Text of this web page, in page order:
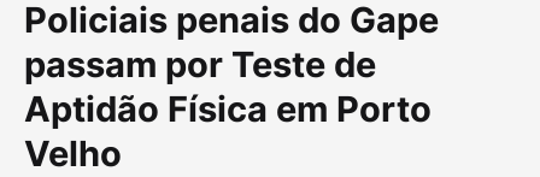
Policiais penais do Gape
passam por Teste de
Aptidão Física em Porto
Velho